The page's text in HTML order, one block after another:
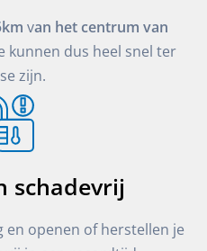
van het centrum van
kunnen dus heel snel ter
zijn.
schadevrij
openen of herstellen je